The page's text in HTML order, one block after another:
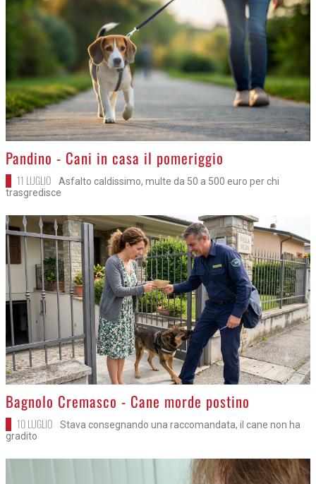
>
Pandino - Cani in casa il pomeriggio
11 LUGLIO
Asfalto caldissimo, multe da 50 a 500 euro per chi
trasgredisce
>
Bagnolo Cremasco - Cane morde postino
10 LUGLIO
Stava consegnando una raccomandata, il cane non ha
gradito